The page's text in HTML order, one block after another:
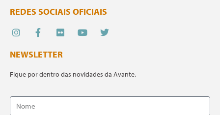
REDES SOCIAIS OFICIAIS
NEWSLETTER
Fique por dentro das novidades da Avante.